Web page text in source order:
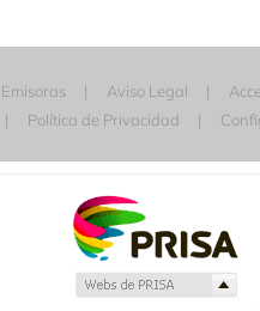
Emisoras Aviso Legal
Política de Privacidad